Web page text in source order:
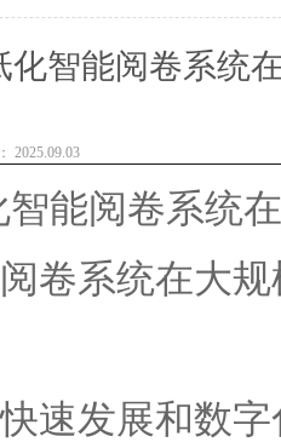
化智能阅卷系统
2025.09.03
智能阅卷系统
系统在大规
发展和数字